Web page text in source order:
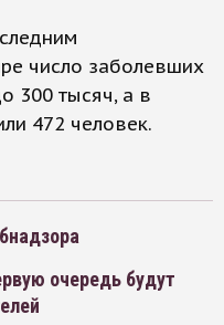
число заболевших
300 тысяч, а в
472 человек.
очередь будут